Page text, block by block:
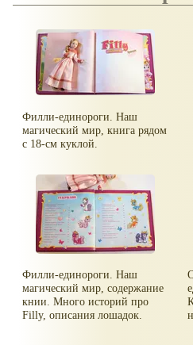
Филли-единороги. Наш
магический мир, книга рядом
с 18-см куклой.
Филли-единороги. Наш
магический мир, содержание
книи. Много историй про
Filly, описания лошадок.